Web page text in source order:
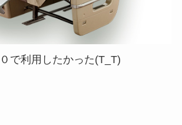
で利用したかった(T_T)